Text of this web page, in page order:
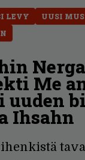
LEVY UUSI
Me
uuden
Ihsahn